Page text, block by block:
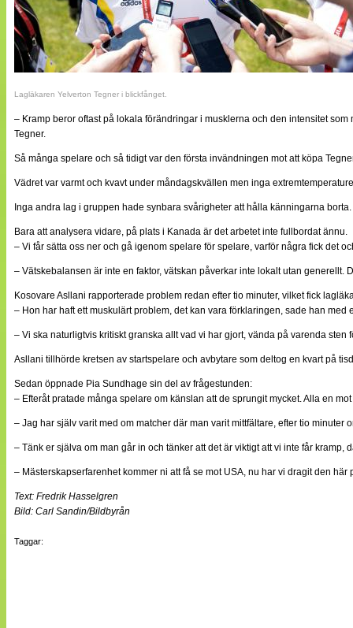
Lagläkaren Yelverton Tegner i blickfånget.
– Kramp beror oftast på lokala förändringar i musklerna och den intensitet
Tegner.
Så många spelare och så tidigt var den första invändningen mot att köpa
Vädret var varmt och kvavt under måndagskvällen men inga
Inga andra lag i gruppen hade synbara svårigheter att hålla känningarna borta.
Bara att analysera vidare, på plats i Kanada är det arbetet inte fullbordat ännu.
– Vi får sätta oss ner och gå igenom spelare för spelare, varför några fick det
– Vätskebalansen är inte en faktor, vätskan påverkar inte lokalt utan generellt.
Kosovare Asllani rapporterade problem redan efter tio minuter, vilket fick
– Hon har haft ett muskulärt problem, det kan vara förklaringen, sade han med
– Vi ska naturligtvis kritiskt granska allt vad vi har gjort, vända på varenda
Asllani tillhörde kretsen av startspelare och avbytare som deltog en kvart på
Sedan öppnade Pia Sundhage sin del av frågestunden:
– Efteråt pratade många spelare om känslan att de sprungit mycket. Alla en
– Jag har själv varit med om matcher där man varit mittfältare, efter tio
– Tänk er själva om man går in och tänker att det är viktigt att vi inte får
– Mästerskapserfarenhet kommer ni att få se mot USA, nu har vi dragit den
Text: Fredrik Hasselgren
Bild: Carl Sandin/Bildbyrån
Taggar: